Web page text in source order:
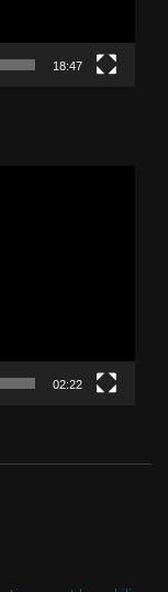
18:47
02:22